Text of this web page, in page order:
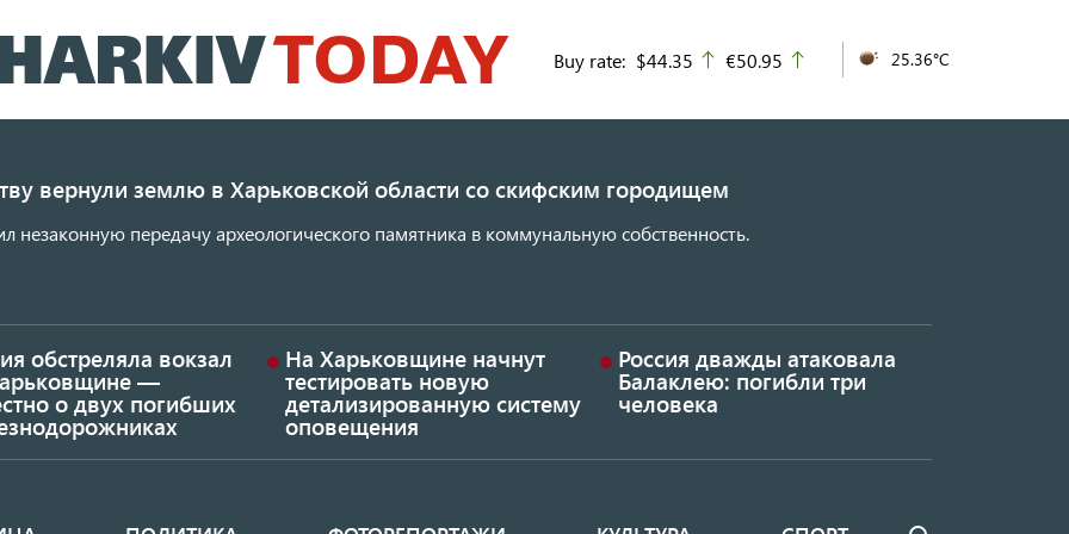
к
основному
Buy rate: $44.35 up
€50.95 25.36°C
вернули землю в Харьковской области со скифским городищем
незаконную передачу археологического памятника в коммунальную собственность.
обстреляла вокзал
—
о двух погибших
На Харьковщине начнут
тестировать новую
детализированную систему
оповещения
Россия дважды атаковала
Балаклею: погибли три
человека